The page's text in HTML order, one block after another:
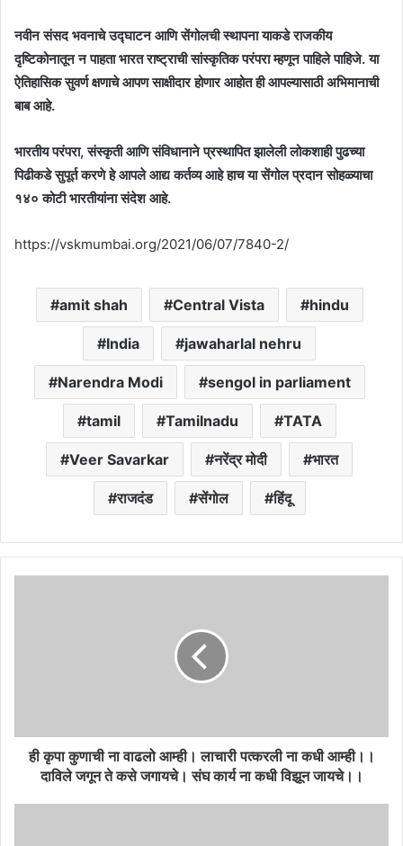
नवीन संसद भवनाचे उद्घाटन आणि सेंगोलची स्थापना याकडे राजकीय
दृष्टिकोनातून न पाहता भारत राष्ट्राची सांस्कृतिक परंपरा म्हणून पाहिले पाहिजे. या
ऐतिहासिक सुवर्ण क्षणाचे आपण साक्षीदार होणार आहोत ही आपल्यासाठी अभिमानाची
बाब आहे.
भारतीय परंपरा, संस्कृती आणि संविधानाने प्रस्थापित झालेली लोकशाही पुढच्या
पिढीकडे सुपूर्त करणे हे आपले आद्य कर्तव्य आहे हाच या सेंगोल प्रदान सोहळ्याचा
१४० कोटी भारतीयांना संदेश आहे.
https://vskmumbai.org/2021/06/07/7840-2/
amit shah Central Vista hindu
India jawaharlal nehru
Narendra Modi sengol in parliament
tamil Tamilnadu TATA
Veer Savarkar नरेंद्र मोदी भारत
राजदंड सेंगोल हिंदू
ही कृपा कुणाची ना वाढलो आम्ही। लाचारी पत्करली ना कधी आम्ही।।
दाविले जगून ते कसे जगायचे। संघ कार्य ना कधी विझून जायचे।।